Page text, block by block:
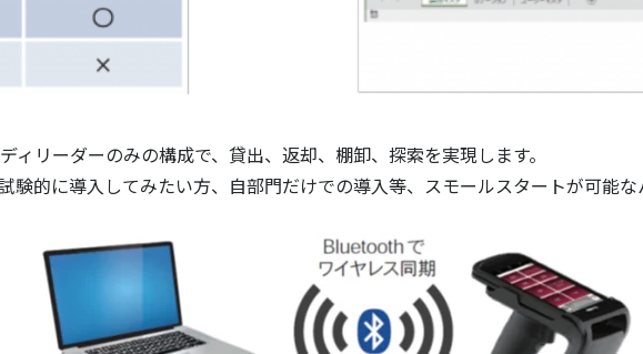
ィリーダーのみの構成で、貸出、返却、棚卸、探索を実現します。
験的に導入してみたい方、自部門だけでの導入等、スモールスタートが可能な